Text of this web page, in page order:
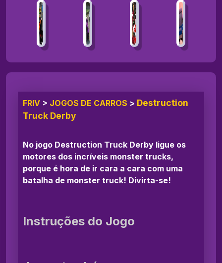
FRIV > JOGOS DE CARROS > Destruction
Truck Derby
No jogo Destruction Truck Derby ligue os
motores dos incríveis monster trucks,
porque é hora de ir cara a cara com uma
batalha de monster truck! Divirta-se!
Instruções do Jogo